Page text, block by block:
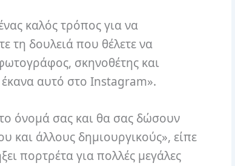
καλός τρόπος για να
τη δουλειά που θέλετε να
σκηνοθέτης και
έκανα αυτό στο Instagram».
όνομά σας και θα σας δώσουν
και άλλους δημιουργικούς», είπε
πορτρέτα για πολλές μεγάλες